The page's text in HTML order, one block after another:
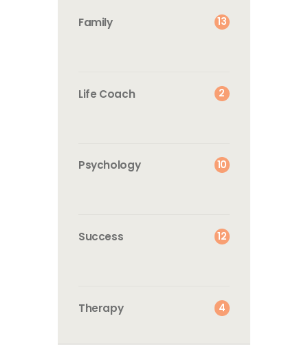
Family 13
Life Coach 2
Psychology 10
Success 12
Therapy 4